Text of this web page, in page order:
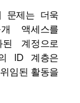
문제는 더욱
액세스를
계정으로
ID 계층은
임된 활동을